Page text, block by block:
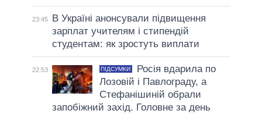
23:45
В Україні анонсували підвищення
зарплат учителям і стипендій
студентам: як зростуть виплати
22:53 ПІДСУМКИ
Росія вдарила по
Лозовій і Павлограду, а
Стефанішиній обрали
запобіжний захід. Головне за день